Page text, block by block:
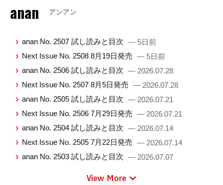
anan アンアン
anan No. 2507 試し読みと目次 — 5日前
Next Issue No. 2508 8月19日発売 — 5日前
anan No. 2506 試し読みと目次 — 2026.07.28
Next Issue No. 2507 8月5日発売 — 2026.07.28
anan No. 2505 試し読みと目次 — 2026.07.21
Next Issue No. 2506 7月29日発売 — 2026.07.21
anan No. 2504 試し読みと目次 — 2026.07.14
Next Issue No. 2505 7月22日発売 — 2026.07.14
anan No. 2503 試し読みと目次 — 2026.07.07
View More